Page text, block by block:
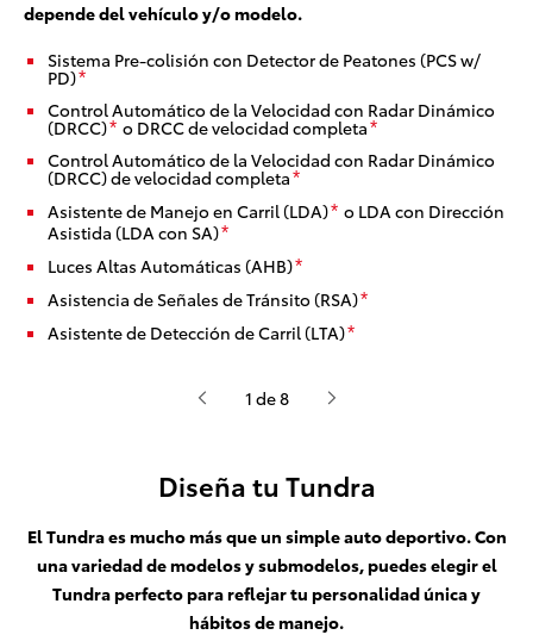
depende del vehículo y/o modelo.
Sistema Pre-colisión con Detector de Peatones (PCS w/
PD)*
Control Automático de la Velocidad con Radar Dinámico
(DRCC)* o DRCC de velocidad completa*
Control Automático de la Velocidad con Radar Dinámico
(DRCC) de velocidad completa*
Asistente de Manejo en Carril (LDA)* o LDA con Dirección
Asistida (LDA con SA)*
Luces Altas Automáticas (AHB)*
Asistencia de Señales de Tránsito (RSA)*
Asistente de Detección de Carril (LTA)*
1 de 8
Diseña tu Tundra
El Tundra es mucho más que un simple auto deportivo. Con
una variedad de modelos y submodelos, puedes elegir el
Tundra perfecto para reflejar tu personalidad única y
hábitos de manejo.